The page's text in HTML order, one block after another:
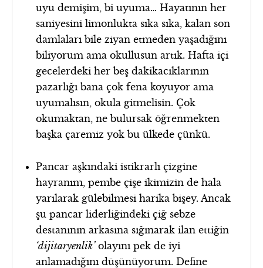
uyu demişim, bi uyuma… Hayatının her
saniyesini limonlukta sıka sıka, kalan son
damlaları bile ziyan etmeden yaşadığını
biliyorum ama okullusun artık. Hafta içi
gecelerdeki her beş dakikacıklarının
pazarlığı bana çok fena koyuyor ama
uyumalısın, okula gitmelisin. Çok
okumaktan, ne bulursak öğrenmekten
başka çaremiz yok bu ülkede çünkü.
Pancar aşkındaki istikrarlı çizgine
hayranım, pembe çişe ikimizin de hala
yarılarak gülebilmesi harika bişey. Ancak
şu pancar liderliğindeki çiğ sebze
destanının arkasına sığınarak ilan ettiğin
‘dijitaryenlik’olayını pek de iyi
anlamadığını düşünüyorum. Define